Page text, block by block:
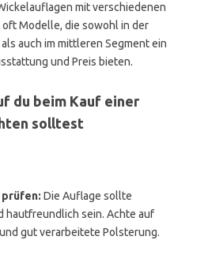
mit verschiedenen
oft Modelle, die sowohl in der
auch im mittleren Segment ein
und Preis bieten.
du beim Kauf einer
solltest
Die Auflage sollte
hautfreundlich sein. Achte auf
gut verarbeitete Polsterung.